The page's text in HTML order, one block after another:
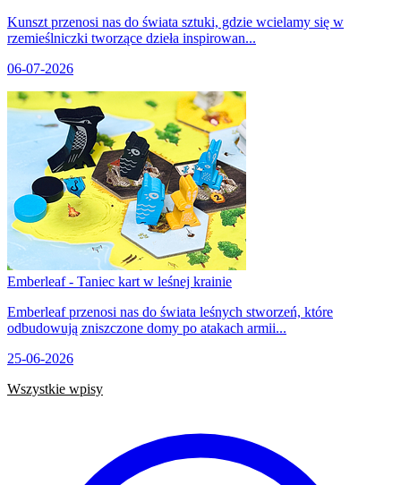
Kunszt przenosi nas do świata sztuki, gdzie wcielamy się w
rzemieślniczki tworzące dzieła inspirowan...
06-07-2026
Emberleaf - Taniec kart w leśnej krainie
Emberleaf przenosi nas do świata leśnych stworzeń, które
odbudowują zniszczone domy po atakach armii...
25-06-2026
Wszystkie wpisy